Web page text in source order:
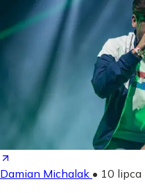
Damian Michalak • 10 lipca